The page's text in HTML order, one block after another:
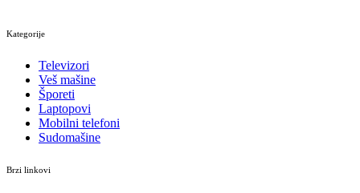
Kategorije
Televizori
Veš mašine
Šporeti
Laptopovi
Mobilni telefoni
Sudomašine
Brzi linkovi